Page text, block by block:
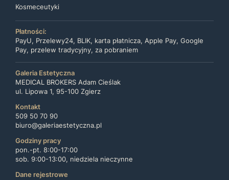
Kosmeceutyki
Płatności:
PayU, Przelewy24, BLIK, karta płatnicza, Apple Pay, Google
Pay, przelew tradycyjny, za pobraniem
Galeria Estetyczna
MEDICAL BROKERS Adam Cieślak
ul. Lipowa 1, 95-100 Zgierz
Kontakt
509 50 70 90
biuro@galeriaestetyczna.pl
Godziny pracy
pon.-pt. 8:00-17:00
sob. 9:00-13:00, niedziela nieczynne
Dane rejestrowe